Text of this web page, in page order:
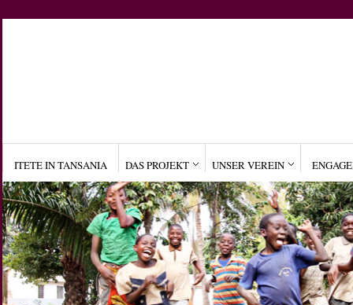
ITETE IN TANSANIA DAS PROJEKT UNSER VEREIN